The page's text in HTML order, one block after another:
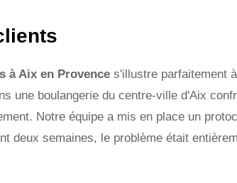
à Aix en Provence s'illustre parfaitement
une boulangerie du centre-ville d'Aix
Notre équipe a mis en place un
deux semaines, le problème était